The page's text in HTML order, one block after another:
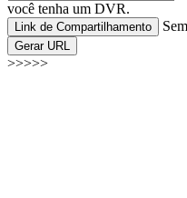
você tenha um DVR.
Link de Compartilhamento
Gerar URL
>>>>>